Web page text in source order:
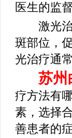
医生的监
激光治
斑部位，
光治疗通
苏州
疗方法有
素，选择
善患者的